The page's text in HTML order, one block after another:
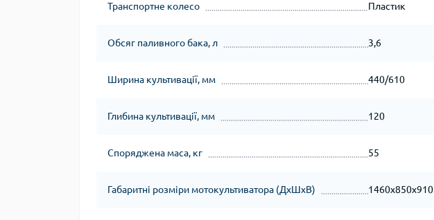
Транспортне колесо Пластик
Обсяг паливного бака, л 3,6
Ширина культивації, мм 440/610
Глибина культивації, мм 120
Споряджена маса, кг 55
Габаритні розміри мотокультиватора (ДхШхВ) 1460х850х910